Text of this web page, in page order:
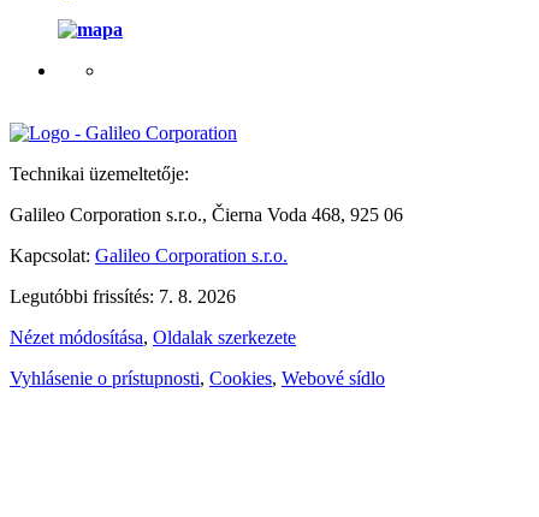
Technikai üzemeltetője:
Galileo Corporation s.r.o., Čierna Voda 468, 925 06
Kapcsolat: Galileo Corporation s.r.o.
Legutóbbi frissítés: 7. 8. 2026
Nézet módosítása, Oldalak szerkezete
Vyhlásenie o prístupnosti, Cookies, Webové sídlo